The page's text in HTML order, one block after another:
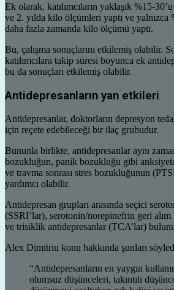
Ek olarak, katılımcıların yaklaşık %15-
ve 2. yılda kilo ölçümleri yaptı ve yalnızca
daha fazla zamanda kilo ölçümü yaptı.
Bu, çalışma sonuçlarını etkilemiş olabilir.
katılımcılara takip süresi boyunca ek
bu da sonuçları etkilemiş olabilir.
Antidepresanların yan etkileri
Antidepresanlar, doktorların depresyon
için reçete edebileceği bir ilaç grubudur.
Bununla birlikte, antidepresanlar aynı
bozukluğun, panik bozukluğu gibi
ve travma sonrası stres bozukluğunun
yardımcı olabilir.
Antidepresan grupları arasında seçici
(SSRI’lar), serotonin/norepinefrin geri
ve trisiklik antidepresanlar (TCA’lar)
Alex Dimitriu konu hakkında şunları
“Antidepresanların en yaygın
olumsuz düşünceleri, takıntılı